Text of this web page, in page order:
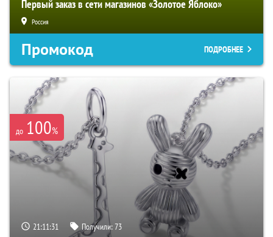
Первый заказ в сети магазинов «Золотое Яблоко»
Россия
Промокод ПОДРОБНЕЕ
до 100%
21:11:30 Получили:73